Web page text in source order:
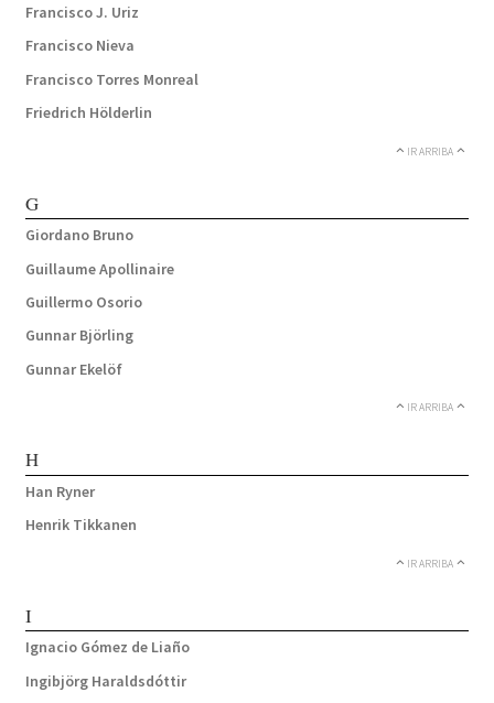
Francisco J. Uriz
Francisco Nieva
Francisco Torres Monreal
Friedrich Hölderlin
IR ARRIBA
G
Giordano Bruno
Guillaume Apollinaire
Guillermo Osorio
Gunnar Björling
Gunnar Ekelöf
IR ARRIBA
H
Han Ryner
Henrik Tikkanen
IR ARRIBA
I
Ignacio Gómez de Liaño
Ingibjörg Haraldsdóttir